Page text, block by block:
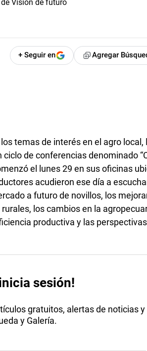
+ Seguir en Agregar
temas de interés en el agro local,
de conferencias denominado
el lunes 29 en sus oficinas
acudieron ese día a
a futuro de novillos, los
los cambios en la
productiva y las perspectivas
sesión!
gratuitos, alertas de noticias y
y Galería.